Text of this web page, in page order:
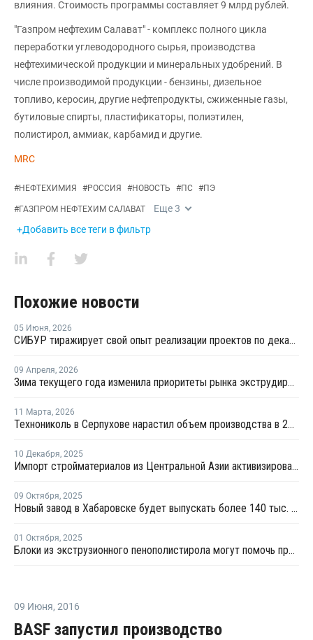
влияния. Стоимость программы составляет 9 млрд рублей.
"Газпром нефтехим Салават" - комплекс полного цикла
переработки углеводородного сырья, производства
нефтехимической продукции и минеральных удобрений. В
числе производимой продукции - бензины, дизельное
топливо, керосин, другие нефтепродукты, сжиженные газы,
бутиловые спирты, пластификаторы, полиэтилен,
полистирол, аммиак, карбамид и другие.
MRC
#НЕФТЕХИМИЯ #РОССИЯ #НОВОСТЬ #ПС #ПЭ
#ГАЗПРОМ НЕФТЕХИМ САЛАВАТ Еще3
+Добавить все теги в фильтр
Похожие новости
05 Июня, 2026
СИБУР тиражирует свой опыт реализации проектов по декарбонизации в строительстве
09 Апреля, 2026
Зима текущего года изменила приоритеты рынка экструдированного пенополистирола
11 Марта, 2026
Технониколь в Серпухове нарастил объем производства в 2025 году
10 Декабря, 2025
Импорт стройматериалов из Центральной Азии активизировался – НОСТРОЙ
09 Октября, 2025
Новый завод в Хабаровске будет выпускать более 140 тыс. кв. м сэндвич-панелей в год
01 Октября, 2025
Блоки из экструзионного пенополистирола могут помочь при строительстве мостов - РАПЭТ
09 Июня, 2016
BASF запустил производство